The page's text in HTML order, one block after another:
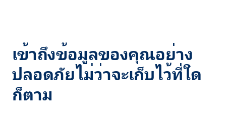
เข้าถึงข้อมูลของคุณอย่าง
ปลอดภัยไม่ว่าจะเก็บไว้ที่ใด
ก็ตาม